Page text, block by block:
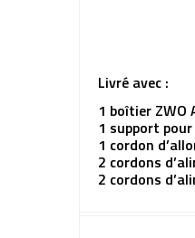
Livré avec :
1 boîtier ZWO
1 support
1 cordon
2 cordons
2 cordons